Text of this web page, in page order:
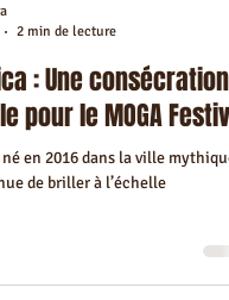
2 min de lecture
: Une consécration
le MOGA Festival
en 2016 dans la ville mythique